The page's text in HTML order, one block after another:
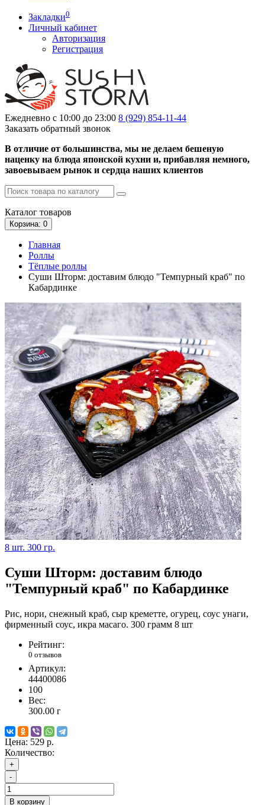
Закладки0
Личный кабинет
Авторизация
Регистрация
Ежедневно с 10:00 до 23:00 8 (929) 854-11-44
Заказать обратный звонок
В отличие от большинства, мы не делаем бешеную
наценку на блюда японской кухни и, прибавляя немного,
завоевываем рынок и сердца наших клиентов
Каталог товаров
Корзина: 0
Главная
Роллы
Тёплые роллы
Суши Шторм: доставим блюдо "Темпурный краб" по
Кабардинке
8 шт. 300 гр.
Суши Шторм: доставим блюдо
"Темпурный краб" по Кабардинке
Рис, нори, снежный краб, сыр креметте, огурец, соус унаги,
фирменный соус, икра масаго. 300 грамм 8 шт
Рейтинг:
0 отзывов
Артикул:
44400086
100
Вес:
300.00 г
Цена: 529 р.
Количество:
+
-
В корзину